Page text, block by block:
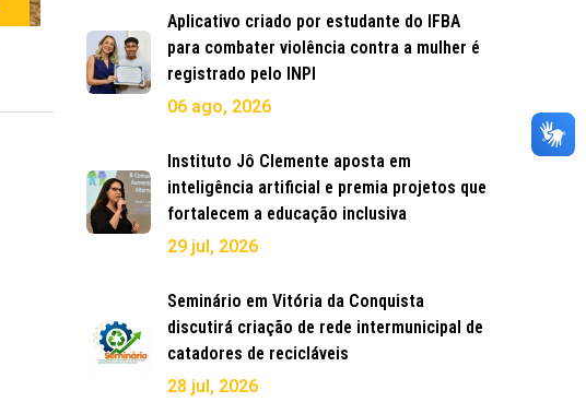
Aplicativo criado por estudante do IFBA
para combater violência contra a mulher é
registrado pelo INPI
06 ago, 2026
Instituto Jô Clemente aposta em
inteligência artificial e premia projetos que
fortalecem a educação inclusiva
29 jul, 2026
Seminário em Vitória da Conquista
discutirá criação de rede intermunicipal de
catadores de recicláveis
28 jul, 2026